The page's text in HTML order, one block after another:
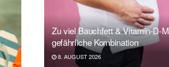
Zu viel Bauchfett & Vitamin-D-
gefährliche Kombination
8. AUGUST 2026